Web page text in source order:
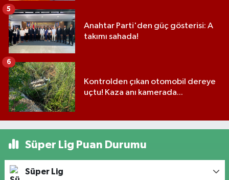
Anahtar Parti'den güç gösterisi: A
takımı sahada!
5
Kontrolden çıkan otomobil dereye
uçtu! Kaza anı kamerada...
6
Süper Lig Puan Durumu
Süper Lig